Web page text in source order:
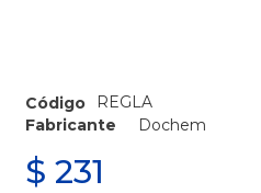
Código
REGLA
Fabricante
Dochem
$ 231